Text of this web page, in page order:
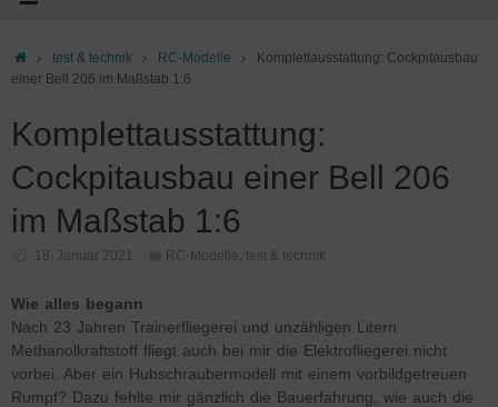
Starttest & technik RC-Modelle
Komplettausstattung: Cockpitausbau
einer Bell 206 im Maßstab 1:6
Komplettausstattung:
Cockpitausbau einer Bell 206
im Maßstab 1:6
18. Januar 2021 RC-Modelle, test & technik
Wie alles begann
Nach 23 Jahren Trainerfliegerei und unzähligen Litern
Methanolkraftstoff fliegt auch bei mir die Elektrofliegerei nicht
vorbei. Aber ein Hubschraubermodell mit einem vorbildgetreuen
Rumpf? Dazu fehlte mir gänzlich die Bauerfahrung, wie auch die